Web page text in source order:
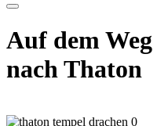
Auf dem
nach Thaton